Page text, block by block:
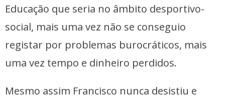
Educação que seria no âmbito desportivo-
social, mais uma vez não se conseguio
registar por problemas burocráticos, mais
uma vez tempo e dinheiro perdidos.
Mesmo assim Francisco nunca desistiu e